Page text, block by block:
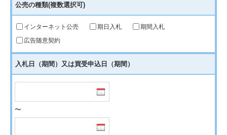
公売の種類(複数選択可)
インターネット公売 期日入札
期間入札
広告随意契約
入札日（期間）又は買受申込日（期間）
〜